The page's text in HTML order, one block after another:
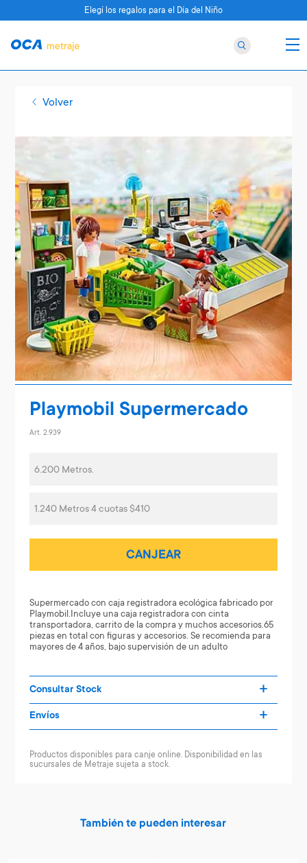
Volver
Playmobil Supermercado
Art. 2.939
6.200 Metros.
1.240 Metros 4 cuotas $410
CANJEAR
Supermercado con caja registradora ecológica fabricado por
Playmobil.Incluye una caja registradora con cinta
transportadora, carrito de la compra y muchos accesorios.65
piezas en total con figuras y accesorios. Se recomienda para
mayores de 4 años, bajo supervisión de un adulto
Consultar Stock
Envíos
Productos disponibles para canje online. Disponibilidad en las
sucursales de Metraje sujeta a stock.
También te pueden interesar
Elegí los regalos para el Día del Niño